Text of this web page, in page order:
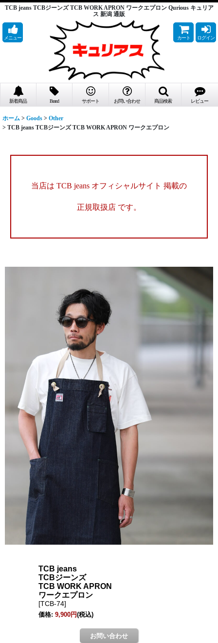
TCB jeans TCBジーンズ TCB WORK APRON ワークエプロン Qurious キュリア
ス 新潟 通販
メニュー カート ログイン
新着商品 Brand サポート お問い合わせ 商品検索 レビュー
ホーム > Goods > Other
> TCB jeans TCBジーンズ TCB WORK APRON ワークエプロン
当店は TCB jeans オフィシャルサイト 掲載の
正規取扱店 です。